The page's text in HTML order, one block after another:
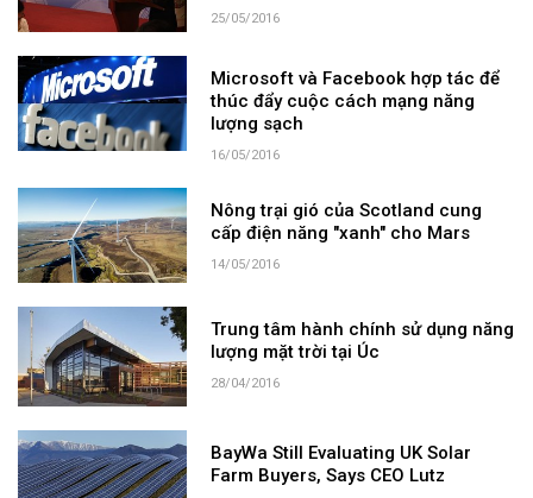
25/05/2016
Microsoft và Facebook hợp tác để
thúc đẩy cuộc cách mạng năng
lượng sạch
16/05/2016
Nông trại gió của Scotland cung
cấp điện năng "xanh" cho Mars
14/05/2016
Trung tâm hành chính sử dụng năng
lượng mặt trời tại Úc
28/04/2016
BayWa Still Evaluating UK Solar
Farm Buyers, Says CEO Lutz